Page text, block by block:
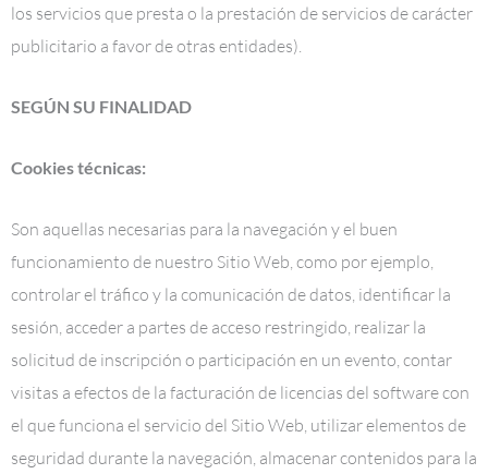
los servicios que presta o la prestación de servicios de carácter
publicitario a favor de otras entidades).
SEGÚN SU FINALIDAD
Cookies técnicas:
Son aquellas necesarias para la navegación y el buen
funcionamiento de nuestro Sitio Web, como por ejemplo,
controlar el tráfico y la comunicación de datos, identificar la
sesión, acceder a partes de acceso restringido, realizar la
solicitud de inscripción o participación en un evento, contar
visitas a efectos de la facturación de licencias del software con
el que funciona el servicio del Sitio Web, utilizar elementos de
seguridad durante la navegación, almacenar contenidos para la